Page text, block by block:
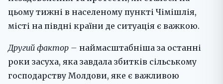
цьому тижні в населеному пункті Чімішлія,
місті на півдні країни де ситуація є важкою.
Другий фактор – наймасштабніша за останні
роки засуха, яка завдала збитків сільському
господарству Молдови, яке є важливою